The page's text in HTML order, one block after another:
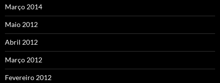
Março 2014
Maio 2012
Abril 2012
Março 2012
Fevereiro 2012